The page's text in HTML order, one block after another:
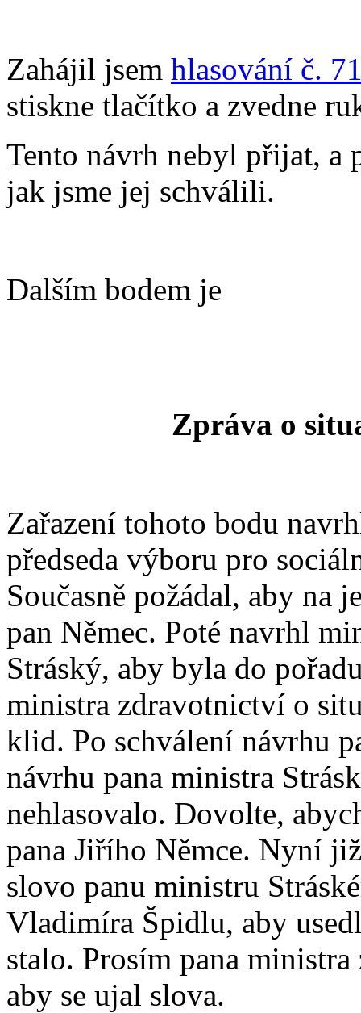
Zahájil jsem hlasování č.
stiskne tlačítko a zvedne
Tento návrh nebyl přijat, a
jak jsme jej schválili.
Dalším bodem je
Zpráva o
Zařazení tohoto bodu
předseda výboru pro
Současně požádal, aby na
pan Němec. Poté navrhl
Stráský, aby byla do
ministra zdravotnictví o
klid. Po schválení návrhu
návrhu pana ministra
nehlasovalo. Dovolte,
pana Jiřího Němce. Nyní
slovo panu ministru
Vladimíra Špidlu, aby
stalo. Prosím pana
aby se ujal slova.